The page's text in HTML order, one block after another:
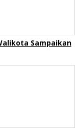
Sampaikan